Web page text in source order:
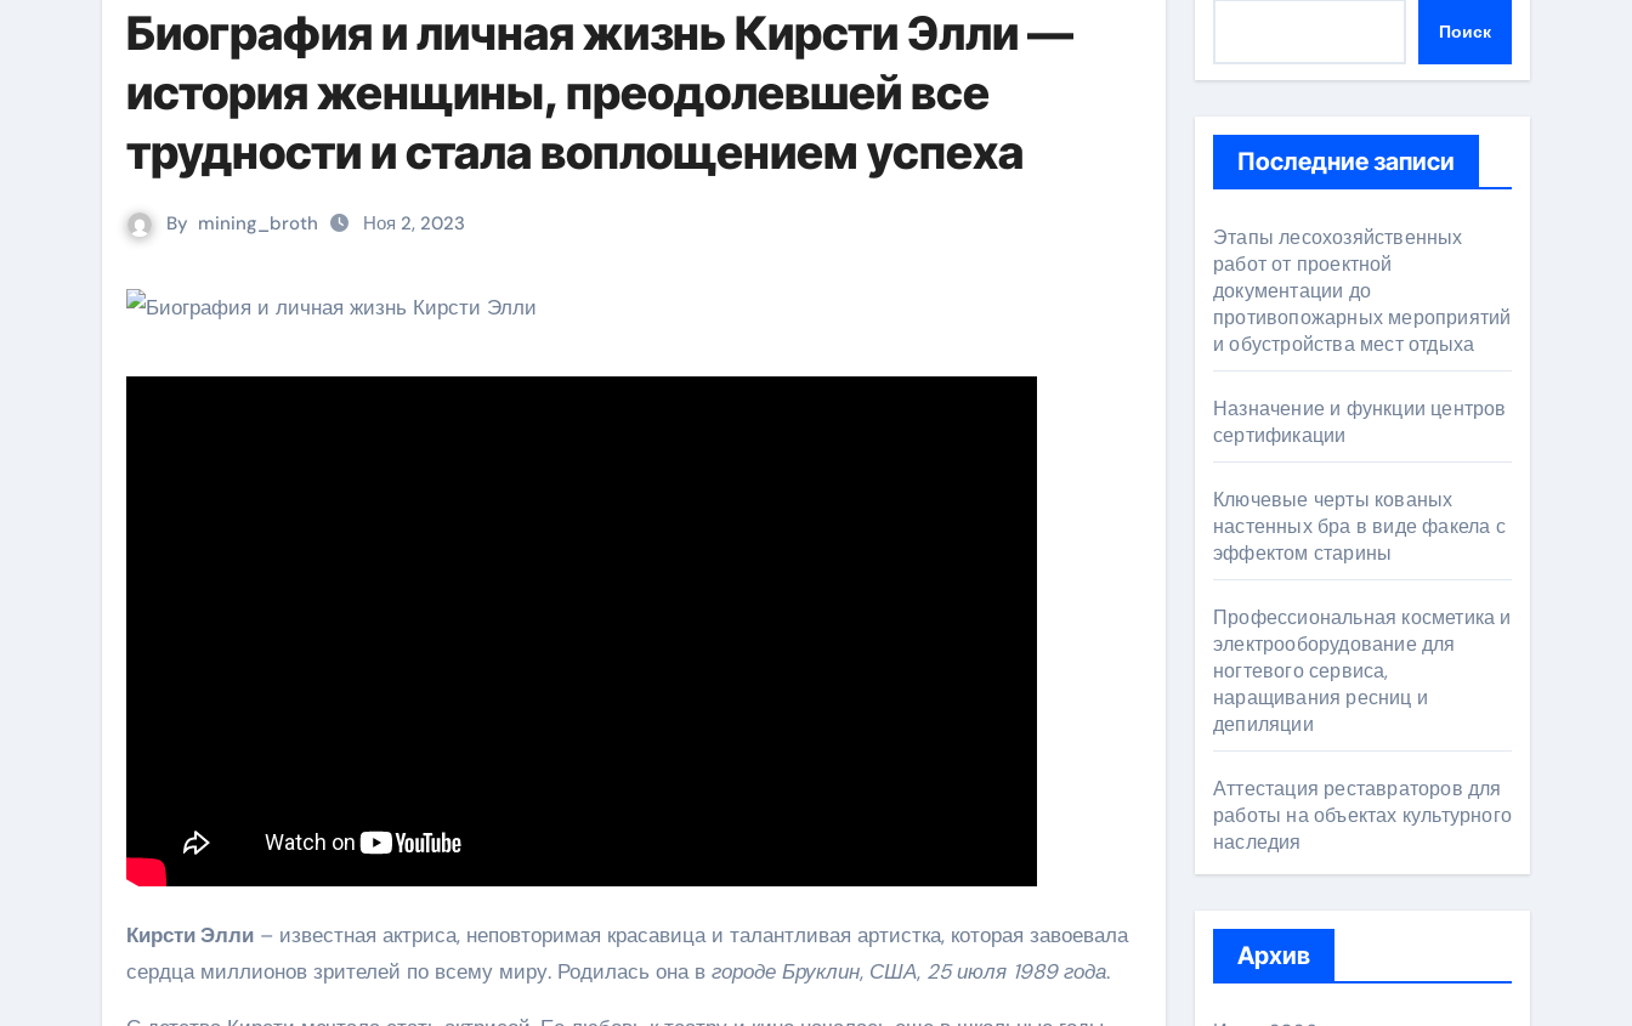
Биография и личная жизнь Кирсти Элли —
история женщины, преодолевшей все
трудности и стала воплощением успеха
By mining_broth Ноя 2, 2023
Кирсти Элли – известная актриса, неповторимая красавица и талантливая артистка, которая завоевала
сердца миллионов зрителей по всему миру. Родилась она в городе Бруклин, США, 25 июля 1989 года.
Поиск
Последние записи
Этапы лесохозяйственных
работ от проектной
документации до
противопожарных мероприятий
и обустройства мест отдыха
Назначение и функции центров
сертификации
Ключевые черты кованых
настенных бра в виде факела с
эффектом старины
Профессиональная косметика и
электрооборудование для
ногтевого сервиса,
наращивания ресниц и
депиляции
Аттестация реставраторов для
работы на объектах культурного
наследия
Архив